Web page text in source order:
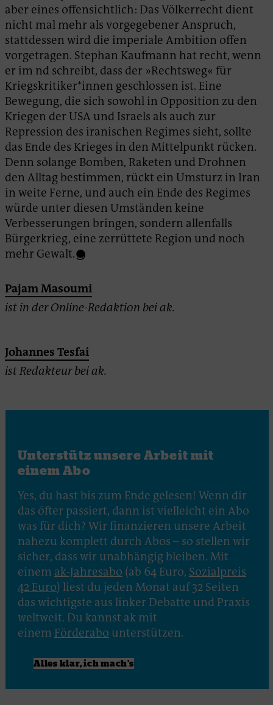
aber eines offensichtlich: Das Völkerrecht dient
nicht mal mehr als vorgegebener Anspruch,
stattdessen wird die imperiale Ambition offen
vorgetragen. Stephan Kaufmann hat recht, wenn
er im nd schreibt, dass der »Rechtsweg« für
Kriegskritiker*innen geschlossen ist. Eine
Bewegung, die sich sowohl in Opposition zu den
Kriegen der USA und Israels als auch zur
Repression des iranischen Regimes sieht, sollte
das Ende des Krieges in den Mittelpunkt rücken.
Denn solange Bomben, Raketen und Drohnen
den Alltag bestimmen, rückt ein Umsturz in Iran
in weite Ferne, und auch ein Ende des Regimes
würde unter diesen Umständen keine
Verbesserungen bringen, sondern allenfalls
Bürgerkrieg, eine zerrüttete Region und noch
mehr Gewalt.
Pajam Masoumi
ist in der Online-Redaktion bei ak.
Johannes Tesfai
ist Redakteur bei ak.
Unterstütz unsere Arbeit mit
einem Abo
Yes, du hast bis zum Ende gelesen! Wenn dir
das öfter passiert, dann ist vielleicht ein Abo
was für dich? Wir finanzieren unsere Arbeit
nahezu komplett durch Abos – so stellen wir
sicher, dass wir unabhängig bleiben. Mit
einem ak-Jahresabo (ab 64 Euro, Sozialpreis
42 Euro) liest du jeden Monat auf 32 Seiten
das wichtigste aus linker Debatte und Praxis
weltweit. Du kannst ak mit
einem Förderabo unterstützen.
Alles klar, ich mach’s